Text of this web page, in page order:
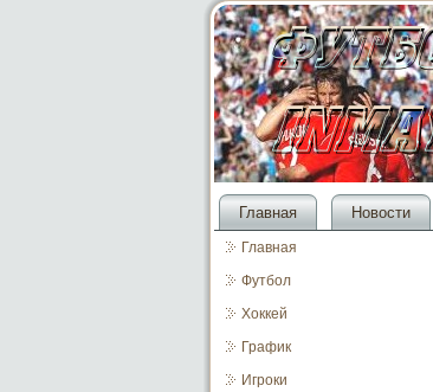
Главная Новости
Главная
Футбол
Хоккей
График
Игроки